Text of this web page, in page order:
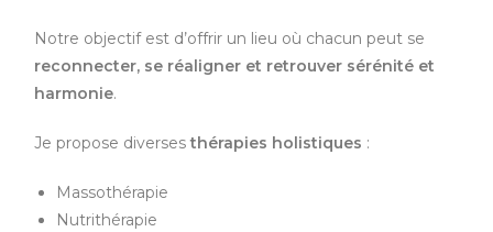
Notre objectif est d’offrir un lieu où chacun peut se
reconnecter, se réaligner et retrouver sérénité et
harmonie.
Je propose diversesthérapies holistiques :
Massothérapie
Nutrithérapie